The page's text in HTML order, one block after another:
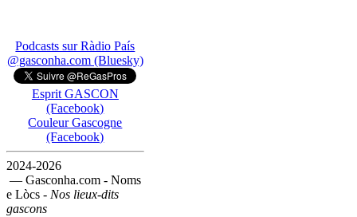
Podcasts sur Ràdio País
@gasconha.com (Bluesky)
Esprit GASCON
(Facebook)
Couleur Gascogne
(Facebook)
2024-2026
— Gasconha.com - Noms
e Lòcs - Nos lieux-dits
gascons